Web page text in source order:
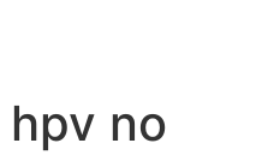
no